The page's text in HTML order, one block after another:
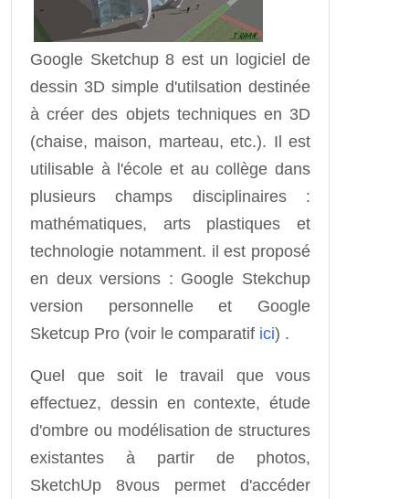
Google Sketchup 8 est un logiciel de
dessin 3D simple d'utilsation destinée
à créer des objets techniques en 3D
(chaise, maison, marteau, etc.). Il est
utilisable à l'école et au collège dans
plusieurs champs disciplinaires :
mathématiques, arts plastiques et
technologie notamment. il est proposé
en deux versions : Google Stekchup
version personnelle et Google
Sketcup Pro (voir le comparatif ici) .
Quel que soit le travail que vous
effectuez, dessin en contexte, étude
d'ombre ou modélisation de structures
existantes à partir de photos,
SketchUp 8vous permet d'accéder